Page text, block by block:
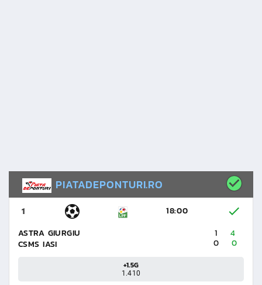
PIATADEPONTURI.RO
1
18:00
ASTRA GIURGIU
CSMS IASI
1
4
0
0
+1.5G
1.410